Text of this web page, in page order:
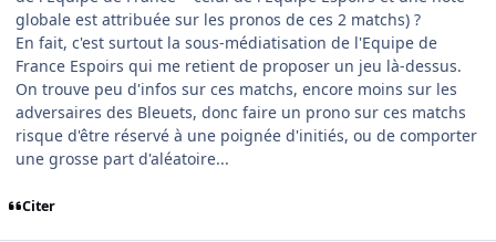
globale est attribuée sur les pronos de ces 2 matchs) ?
En fait, c'est surtout la sous-médiatisation de l'Equipe de
France Espoirs qui me retient de proposer un jeu là-dessus.
On trouve peu d'infos sur ces matchs, encore moins sur les
adversaires des Bleuets, donc faire un prono sur ces matchs
risque d'être réservé à une poignée d'initiés, ou de comporter
une grosse part d'aléatoire...
Citer